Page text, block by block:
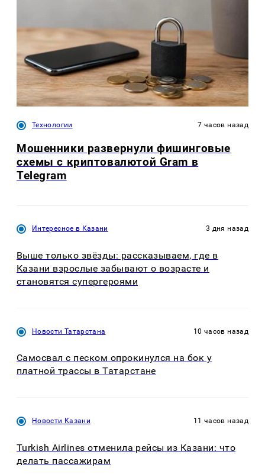
Технологии 7 часов назад
Мошенники развернули фишинговые
схемы с криптовалютой Gram в
Telegram
Интересное в Казани 3 дня назад
Выше только звёзды: рассказываем, где в
Казани взрослые забывают о возрасте и
становятся супергероями
Новости Татарстана 10 часов назад
Самосвал с песком опрокинулся на бок у
платной трассы в Татарстане
Новости Казани 11 часов назад
Turkish Airlines отменила рейсы из Казани: что
делать пассажирам